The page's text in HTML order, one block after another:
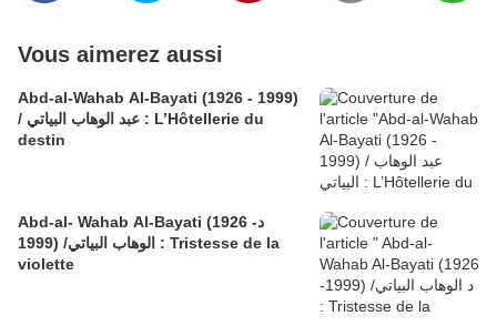
Vous aimerez aussi
Abd-al-Wahab Al-Bayati (1926 - 1999)
/ عبد الوهاب البياتي : L’Hôtellerie du
destin
Abd-al- Wahab Al-Bayati (1926 -د
الوهاب البياتي/ (1999 : Tristesse de la
violette